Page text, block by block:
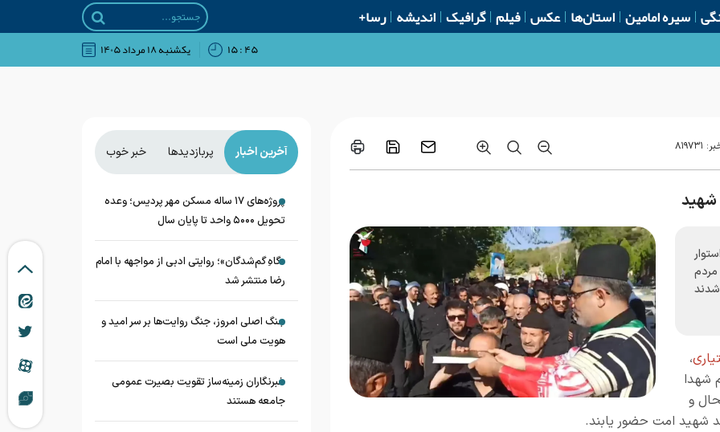
سیره امامین استان‌ها عکس فیلم گرافیک اندیشه رسا+
۴۵ : ۱۵ يکشنبه ۱۸ مرداد ۱۴۰۵
۸۱۹۷۳۱
شهید
،
شهدا
و
شهید امت حضور یابند.
آخرین اخبار پربازدیدها خبر خوب
پروژه‌های ۱۷ ساله مسکن مهر پردیس؛ وعده
تحویل ۵۰۰۰ واحد تا پایان سال
«گاهِ گم‌شدگان»؛ روایتی ادبی از مواجهه با امام
رضا منتشر شد
جنگ اصلی امروز، جنگ روایت‌ها بر سر امید و
هویت ملی است
خبرنگاران زمینه‌ساز تقویت بصیرت عمومی
جامعه هستند